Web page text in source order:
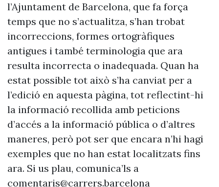
l’Ajuntament de Barcelona, que fa força
temps que no s’actualitza, s’han trobat
incorreccions, formes ortogràfiques
antigues i també terminologia que ara
resulta incorrecta o inadequada. Quan ha
estat possible tot això s’ha canviat per a
l’edició en aquesta pàgina, tot reflectint-hi
la informació recollida amb peticions
d’accés a la informació pública o d’altres
maneres, però pot ser que encara n’hi hagi
exemples que no han estat localitzats fins
ara. Si us plau, comunica’ls a
comentaris@carrers.barcelona